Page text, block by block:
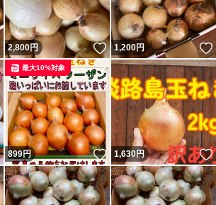
いいね！
2,800円 いいね！
1,200円
いいね！
899円 いいね！
最大10%対象
1,630円